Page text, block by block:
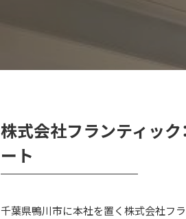
株式会社フランティッ
ート
千葉県鴨川市に本社を置く株式会社フ